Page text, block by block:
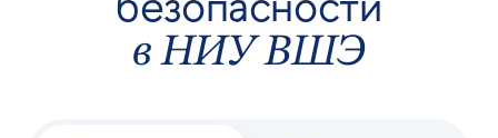
Магистратура Бакалавриат